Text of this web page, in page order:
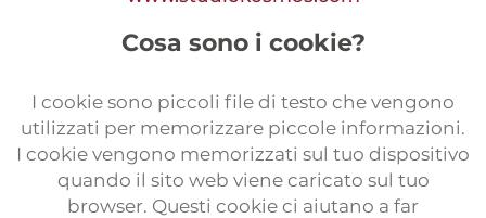
Formulario traductores
Pruebas de traducción
Cosa sono i cookie?
I cookie sono piccoli file di testo che vengono
utilizzati per memorizzare piccole informazioni.
I cookie vengono memorizzati sul tuo dispositivo
quando il sito web viene caricato sul tuo
browser. Questi cookie ci aiutano a far